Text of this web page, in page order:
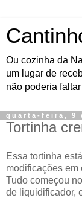
Ou cozinha da
um lugar de
não poderia
quarta-feira, 9
Tortinha
Essa tortinha
modificações em
Tudo começou no
de liquidificador,